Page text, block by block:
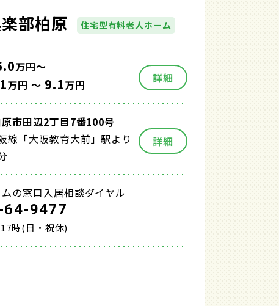
部柏原 住宅型有料老人ホーム
万円～
万円 ～ 9.1万円 詳細
市田辺2丁目7番100号
線「大阪教育大前」駅より
詳細
の窓口入居相談ダイヤル
64-9477
時(日・祝休)